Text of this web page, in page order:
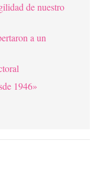
de nuestro
a un
1946»